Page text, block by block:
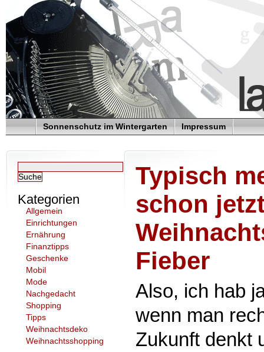
Sonnenschutz im Wintergarten Impressum
Kategorien
Allgemein
Einrichtungen
Ernährung
Finanztipps
Geschenke
Mobil
Mode
Nachgedacht
Shopping
Tipps
Weihnachtsdeko
Weihnachtsshopping
Typisch
schon
Fieber
Also, ich hab
wenn man
Zukunft denkt